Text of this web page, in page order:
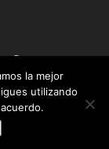
| Política de
la mejor
utilizando